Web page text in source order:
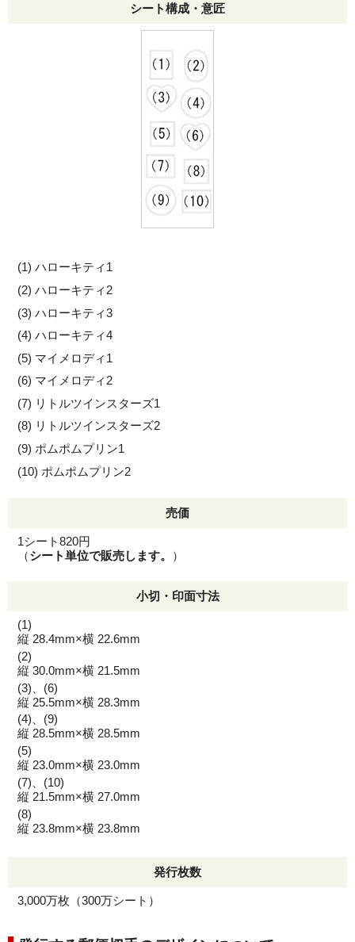
シート構成・意匠
ハローキティ1
ハローキティ2
ハローキティ3
ハローキティ4
マイメロディ1
マイメロディ2
リトルツインスターズ1
リトルツインスターズ2
ポムポムプリン1
ポムポムプリン2
売価
1シート820円
（シート単位で販売します。 ）
小切・印面寸法
(1)
縦 28.4mm×横 22.6mm
(2)
縦 30.0mm×横 21.5mm
(3)、(6)
縦 25.5mm×横 28.3mm
(4)、(9)
縦 28.5mm×横 28.5mm
(5)
縦 23.0mm×横 23.0mm
(7)、(10)
縦 21.5mm×横 27.0mm
(8)
縦 23.8mm×横 23.8mm
発行枚数
3,000万枚（300万シート）